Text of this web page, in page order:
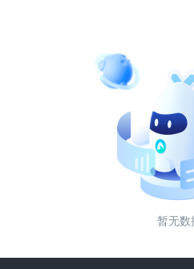
暂无数